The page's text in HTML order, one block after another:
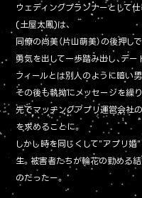
ウェディングプランナーとして
(土屋太鳳)は、
同僚の尚美（片山萌美）の後押し
勇気を出して一歩踏み出し、デ
フィールとは別人のように暗い男
その後も執拗にメッセージを繰
先でマッチングアプリ運営会社
を求めることに。
しかし時を同じくして”アプリ婚
生。被害者たちが輪花の勤める
のだったー。